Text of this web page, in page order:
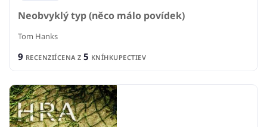
Neobvyklý typ (něco málo povídek)
Tom Hanks
9 RECENZIÍCENA Z 5 KNÍHKUPECTIEV